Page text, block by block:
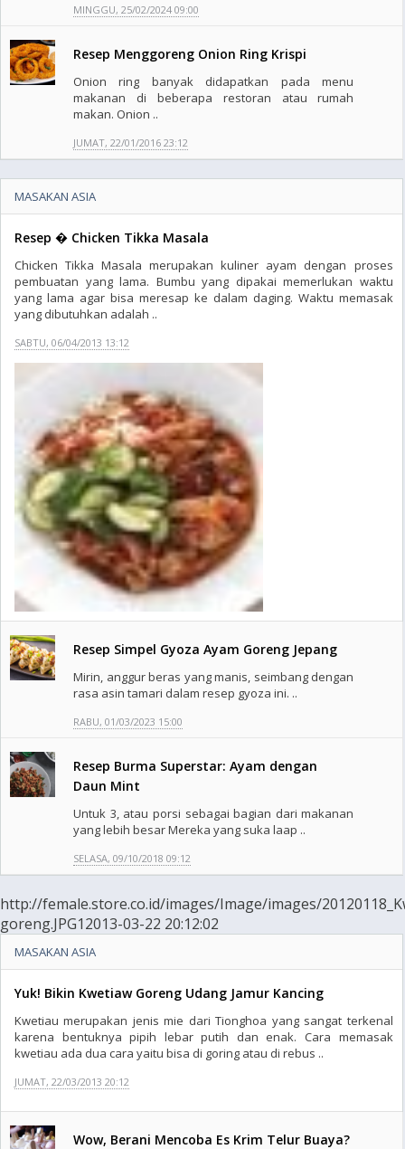
MINGGU, 25/02/2024 09:00
Resep Menggoreng Onion Ring Krispi
Onion ring banyak didapatkan pada menu
makanan di beberapa restoran atau rumah
makan. Onion ..
JUMAT, 22/01/2016 23:12
MASAKAN ASIA
Resep � Chicken Tikka Masala
Chicken Tikka Masala merupakan kuliner ayam dengan proses
pembuatan yang lama. Bumbu yang dipakai memerlukan waktu
yang lama agar bisa meresap ke dalam daging. Waktu memasak
yang dibutuhkan adalah ..
SABTU, 06/04/2013 13:12
Resep Simpel Gyoza Ayam Goreng Jepang
Mirin, anggur beras yang manis, seimbang dengan
rasa asin tamari dalam resep gyoza ini. ..
RABU, 01/03/2023 15:00
Resep Burma Superstar: Ayam dengan
Daun Mint
Untuk 3, atau porsi sebagai bagian dari makanan
yang lebih besar Mereka yang suka laap ..
SELASA, 09/10/2018 09:12
http://female.store.co.id/images/Image/images/
goreng.JPG12013-03-22 20:12:02
MASAKAN ASIA
Yuk! Bikin Kwetiaw Goreng Udang Jamur Kancing
Kwetiau merupakan jenis mie dari Tionghoa yang sangat terkenal
karena bentuknya pipih lebar putih dan enak. Cara memasak
kwetiau ada dua cara yaitu bisa di goring atau di rebus ..
JUMAT, 22/03/2013 20:12
Wow, Berani Mencoba Es Krim Telur Buaya?